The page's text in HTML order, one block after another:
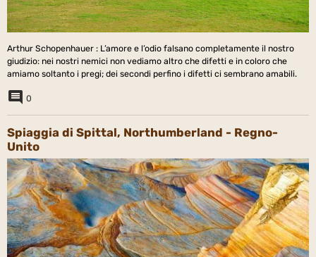
Arthur Schopenhauer : L’amore e l’odio falsano completamente il nostro
giudizio: nei nostri nemici non vediamo altro che difetti e in coloro che
amiamo soltanto i pregi; dei secondi perfino i difetti ci sembrano amabili.
0
Spiaggia di Spittal, Northumberland - Regno-
Unito